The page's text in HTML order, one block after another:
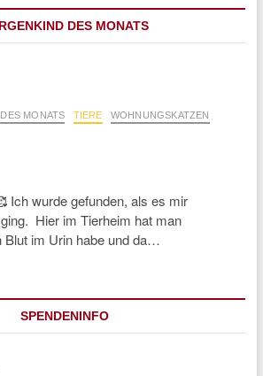
DES MONATS
MONATS TIERE WOHNUNGSKATZEN
Ich wurde gefunden, als es mir
Hier im Tierheim hat man
Blut im Urin habe und da…
SPENDENINFO